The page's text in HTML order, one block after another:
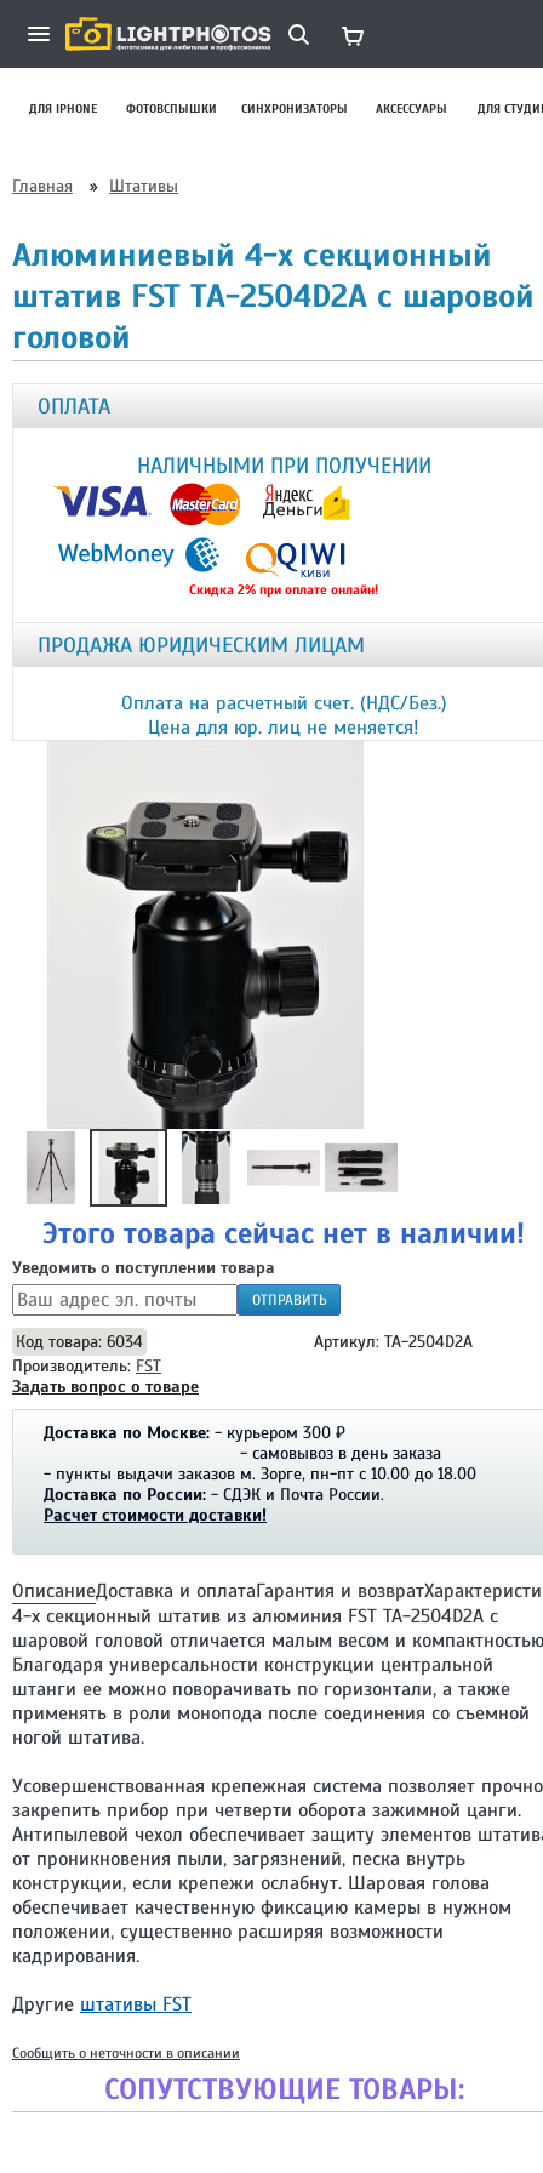
ДЛЯ IPHONE ФОТОВСПЫШКИ СИНХРОНИЗАТОРЫ АКСЕССУАРЫ ДЛЯ
Главная » Штативы
Алюминиевый 4-х секционный
штатив FST TA-2504D2A с шаровой
головой
ОПЛАТА
НАЛИЧНЫМИ ПРИ ПОЛУЧЕНИИ
Скидка 2% при оплате онлайн!
ПРОДАЖА ЮРИДИЧЕСКИМ ЛИЦАМ
Оплата на расчетный счет. (НДС/Без.)
Цена для юр. лиц не меняется!
Этого товара сейчас нет в наличии!
Уведомить о поступлении товара
ОТПРАВИТЬ
Код товара: 6034
Артикул: TA-2504D2A
Производитель: FST
Задать вопрос о товаре
Доставка по Москве: - курьером 300 ₽
- пункты выдачи заказов
- самовывоз в день заказа
м. Зорге, пн-пт c 10.00 до 18.00
Доставка по России: - СДЭК и Почта России.
Расчет стоимости доставки!
ОписаниеДоставка и оплатаГарантия и возврат
4-х секционный штатив из алюминия FST TA-2504D2A с
шаровой головой отличается малым весом и
Благодаря универсальности конструкции центральной
штанги ее можно поворачивать по горизонтали, а также
применять в роли монопода после соединения со съемной
ногой штатива.
Усовершенствованная крепежная система позволяет прочно
закрепить прибор при четверти оборота зажимной цанги.
Антипылевой чехол обеспечивает защиту элементов
от проникновения пыли, загрязнений, песка внутрь
конструкции, если крепежи ослабнут. Шаровая голова
обеспечивает качественную фиксацию камеры в нужном
положении, существенно расширяя возможности
кадрирования.
Другие штативы FST
Сообщить о неточности в описании
СОПУТСТВУЮЩИЕ ТОВАРЫ: